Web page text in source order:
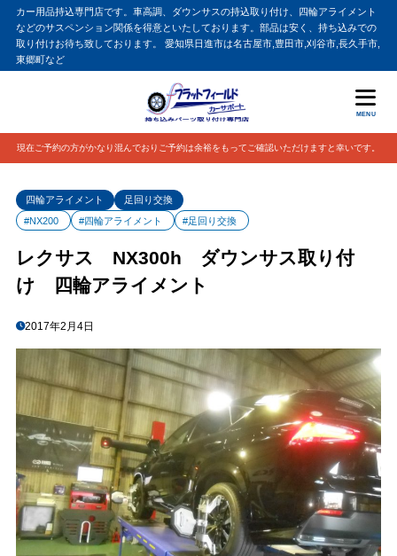
カー用品持込専門店です。車高調、ダウンサスの持込取り付け、四輪アライメント
などのサスペンション関係を得意といたしております。部品は安く、持ち込みでの
取り付けお待ち致しております。 愛知県日進市は名古屋市,豊田市,刈谷市,長久手市,
東郷町など
MENU
現在ご予約の方がかなり混んでおりご予約は余裕をもってご確認いただけますと幸いです。
四輪アライメント
足回り交換
#NX200
#四輪アライメント #足回り交換
レクサス NX300h ダウンサス取り付
け 四輪アライメント
2017年2月4日